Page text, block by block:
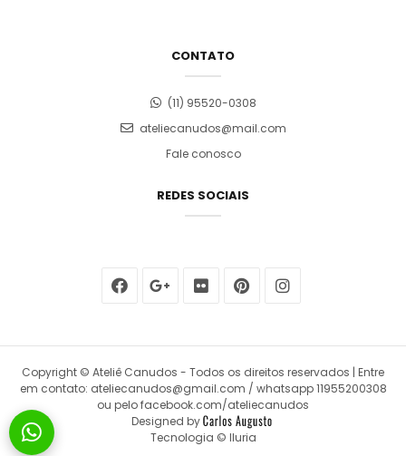
CONTATO
(11) 95520-0308
ateliecanudos@mail.com
Fale conosco
REDES SOCIAIS
Copyright © Ateliê Canudos - Todos os direitos reservados | Entre
em contato: ateliecanudos@gmail.com / whatsapp 11955200308
ou pelo facebook.com/ateliecanudos
Designed by
Tecnologia © Iluria